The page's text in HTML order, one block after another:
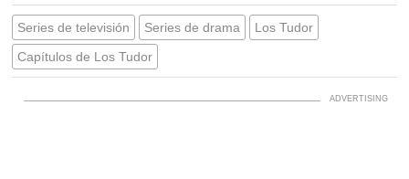
Series de televisión Series de drama
Los Tudor
Capítulos de Los Tudor